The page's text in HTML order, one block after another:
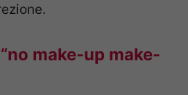
make-up make-